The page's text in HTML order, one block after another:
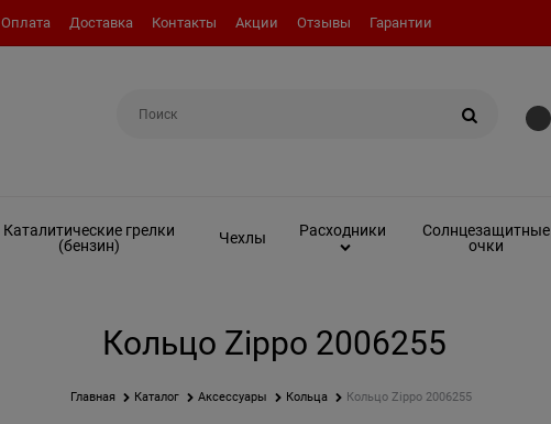
Оплата Доставка Контакты Акции Отзывы Гарантии
Каталитические грелки
(бензин)
Чехлы Расходники
Солнцезащитные
очки
Кольцо Zippo 2006255
Главная Каталог Аксессуары Кольца Кольцо Zippo 2006255